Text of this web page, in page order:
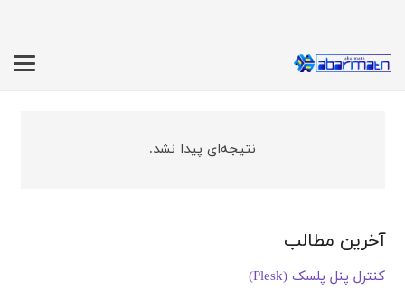
نتیجه‌ای پیدا نشد.
آخرین مطالب
کنترل پنل پلسک (Plesk)